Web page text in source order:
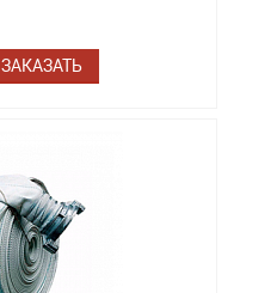
ЗАКАЗАТЬ